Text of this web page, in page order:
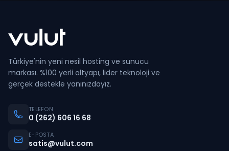
Türkiye'nin yeni nesil hosting ve sunucu
markası. %100 yerli altyapı, lider teknoloji ve
gerçek destekle yanınızdayız.
TELEFON
0 (262) 606 16 68
E-POSTA
satis@vulut.com